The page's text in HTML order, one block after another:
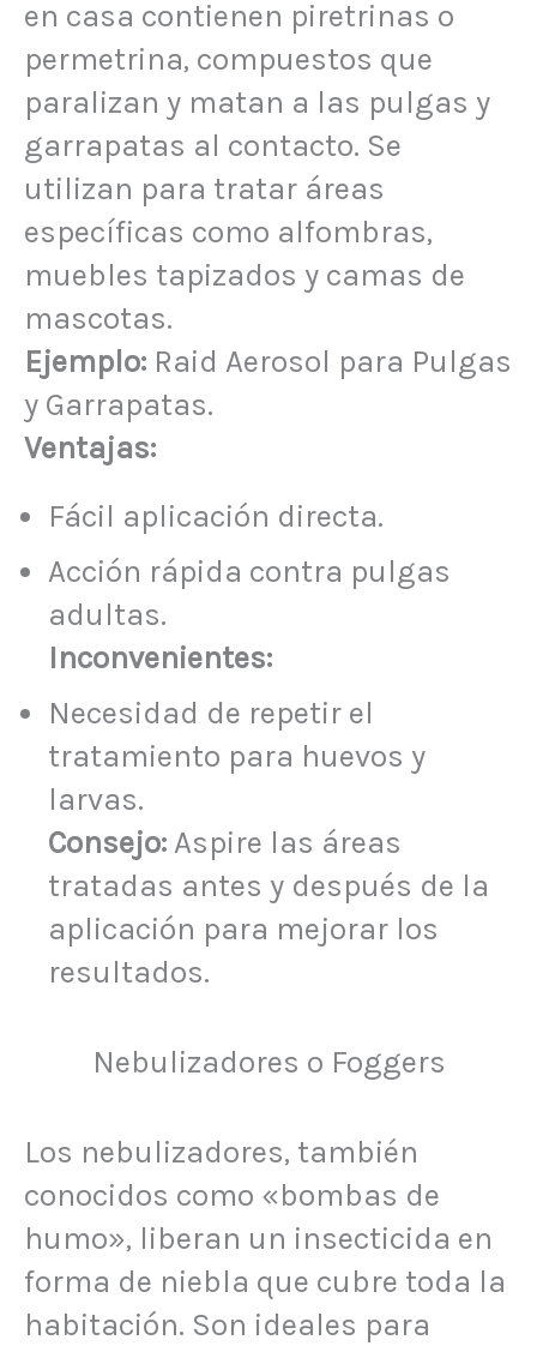
en casa contienen piretrinas o
permetrina, compuestos que
paralizan y matan a las pulgas y
garrapatas al contacto. Se
utilizan para tratar áreas
específicas como alfombras,
muebles tapizados y camas de
mascotas.
Ejemplo: Raid Aerosol para Pulgas
y Garrapatas.
Ventajas:
Fácil aplicación directa.
Acción rápida contra pulgas
adultas.
Inconvenientes:
Necesidad de repetir el
tratamiento para huevos y
larvas.
Consejo: Aspire las áreas
tratadas antes y después de la
aplicación para mejorar los
resultados.
Nebulizadores o Foggers
Los nebulizadores, también
conocidos como «bombas de
humo», liberan un insecticida en
forma de niebla que cubre toda la
habitación. Son ideales para